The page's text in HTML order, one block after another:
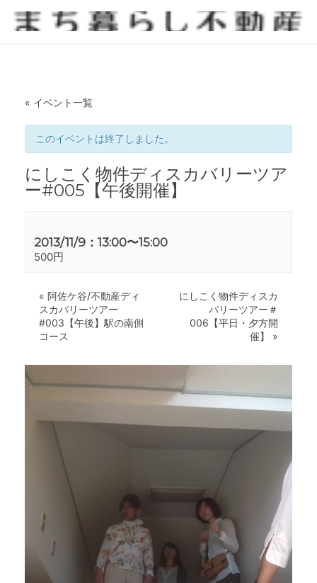
« イベント一覧
このイベントは終了しました。
にしこく物件ディスカバリーツア
ー#005【午後開催】
2013/11/9：13:00〜15:00
500円
« 阿佐ケ谷/不動産ディ
スカバリーツアー
#003【午後】駅の南側
コース
にしこく物件ディスカ
バリーツアー＃
006【平日・夕方開
催】 »